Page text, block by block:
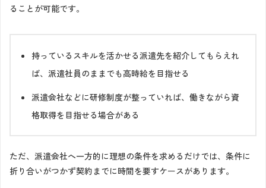
ることが可能です。
持っているスキルを活かせる派遣先を紹介してもらえれ
ば、派遣社員のままでも高時給を目指せる
派遣会社などに研修制度が整っていれば、働きながら資
格取得を目指せる場合がある
ただ、派遣会社へ一方的に理想の条件を求めるだけでは、条件に
折り合いがつかず契約までに時間を要すケースがあります。